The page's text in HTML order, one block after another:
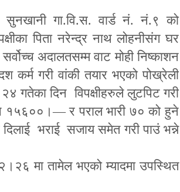
गा.वि.स. वार्ड नं. नं.९ को
पिता नरेन्द्र नाथ लोहनीसंग घर
अदालतसम्म वाट मोही निष्काशन
गरी वांकी तयार भएको पोख्रेली
गतेका दिन विपक्षीहरुले लुटपिट गरी
१५६००।—र पराल भारी ७० को हुने
दिलाई भराई सजाय समेत गरी पाउं भन्ने
मा तामेल भएको म्यादमा उपस्थित